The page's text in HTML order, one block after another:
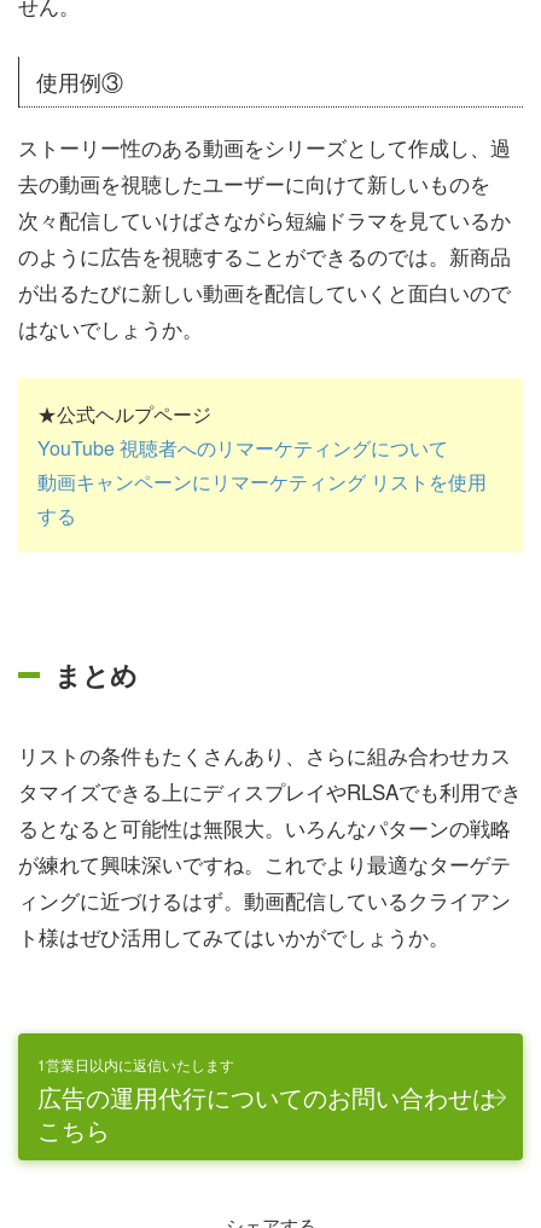
使用例③
ストーリー性のある動画をシリーズとして作成し、過
去の動画を視聴したユーザーに向けて新しいものを
次々配信していけばさながら短編ドラマを見ているか
のように広告を視聴することができるのでは。新商品
が出るたびに新しい動画を配信していくと面白いので
はないでしょうか。
★公式ヘルプページ
YouTube 視聴者へのリマーケティングについて
動画キャンペーンにリマーケティング リストを使用
する
まとめ
リストの条件もたくさんあり、さらに組み合わせカス
タマイズできる上にディスプレイやRLSAでも利用でき
るとなると可能性は無限大。いろんなパターンの戦略
が練れて興味深いですね。これでより最適なターゲテ
ィングに近づけるはず。動画配信しているクライアン
ト様はぜひ活用してみてはいかがでしょうか。
1営業日以内に返信いたします
広告の運用代行についてのお問い合わせは
こちら